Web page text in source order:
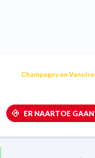
Champagny en Vanoise
ER NAARTOE GAAN